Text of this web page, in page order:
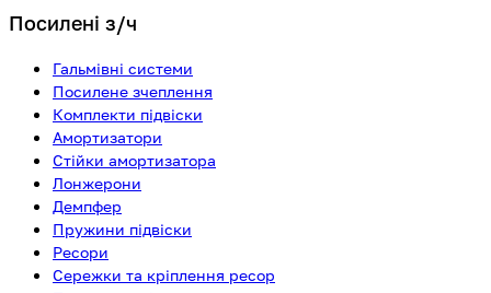
Посилені з/ч
Гальмівні системи
Посилене зчеплення
Комплекти підвіски
Амортизатори
Стійки амортизатора
Лонжерони
Демпфер
Пружини підвіски
Ресори
Сережки та кріплення ресор